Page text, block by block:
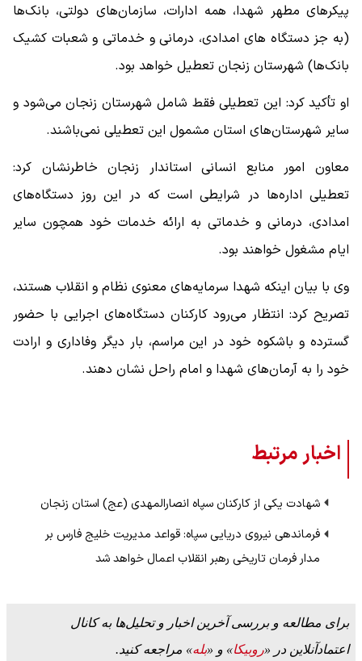
پیکرهای مطهر شهدا، همه ادارات، سازمان‌های دولتی، بانک‌ها
(به جز دستگاه های امدادی، درمانی و خدماتی و شعبات کشیک
بانک‌ها) شهرستان زنجان تعطیل خواهد بود.
او تأکید کرد: این تعطیلی فقط شامل شهرستان زنجان می‌شود و
سایر شهرستان‌های استان مشمول این تعطیلی نمی‌باشند.
معاون امور منابع انسانی استاندار زنجان خاطرنشان کرد:
تعطیلی اداره‌ها در شرایطی است که در این روز دستگاه‌های
امدادی، درمانی و خدماتی به ارائه خدمات خود همچون سایر
ایام مشغول خواهند بود.
وی با بیان اینکه شهدا سرمایه‌های معنوی نظام و انقلاب هستند،
تصریح کرد: انتظار می‌رود کارکنان دستگاه‌های اجرایی با حضور
گسترده و باشکوه خود در این مراسم، بار دیگر وفاداری و ارادت
خود را به آرمان‌های شهدا و امام راحل نشان دهند.
اخبار مرتبط
شهادت یکی از کارکنان سپاه انصارالمهدی (عج) استان زنجان
فرماندهی نیروی دریایی سپاه: قواعد مدیریت خلیج فارس بر
مدار فرمان تاریخی رهبر انقلاب اعمال خواهد شد
برای مطالعه و بررسی آخرین اخبار و تحلیل‌ها به کانال
اعتمادآنلاین در «روبیکا» و «بله» مراجعه کنید.